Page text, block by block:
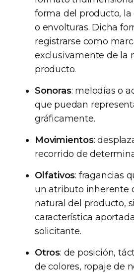
forma del producto, la
o envolturas. Dicha
registrarse como
exclusivamente de la
producto.
Sonoras: melodías o
que puedan
gráficamente.
Movimientos:
recorrido de
Olfativos: fragancias
un atributo inherente
natural del producto,
característica
solicitante.
Otros: de posición,
de colores, ropaje de